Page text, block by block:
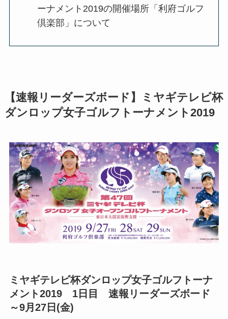
ーナメント2019の開催場所「利府ゴルフ
倶楽部」について
【速報リーダーズボード】ミヤギテレビ杯
ダンロップ女子ゴルフトーナメント2019
ミヤギテレビ杯ダンロップ女子ゴルフトーナ
メント2019 1日目 速報リーダーズボード
～9月27日(金)